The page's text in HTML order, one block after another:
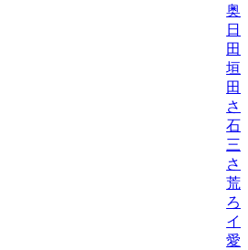
奥
日
田
垣
田
さ
石
三
さ
荒
ろ
イ
愛